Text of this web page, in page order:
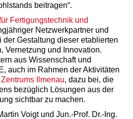
beitragen“.
Fertigungstechnik und
Netzwerkpartner und
Gestaltung dieser etablierten
Vernetzung und Innovation.
aus Wissenschaft und
auch im Rahmen der Aktivitäten
Ilmenau, dazu bei, die
bezüglich Lösungen aus der
sichtbar zu machen.
Voigt und Jun.-Prof. Dr.-Ing.